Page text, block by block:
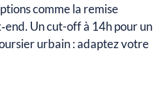
comme la remise
Un cut-off à 14h pour un
urbain : adaptez votre